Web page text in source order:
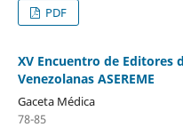
PDF
XV Encuentro de Editores
Venezolanas ASEREME
Gaceta Médica
78-85